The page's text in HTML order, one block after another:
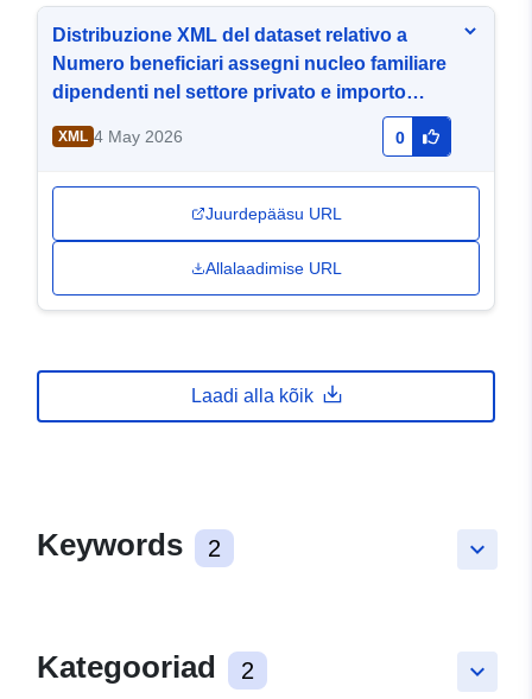
Distribuzione XML del dataset relativo a
Numero beneficiari assegni nucleo familiare
dipendenti nel settore privato e importo
complessivo divisi per anno, regione,
qualifica e numero componenti nucleo
XML 4 May 2026 0
Juurdepääsu URL
Allalaadimise URL
Laadi alla kõik
keyboard_arrow_down
Keywords 2
keyboard_arrow_down
Kategooriad 2